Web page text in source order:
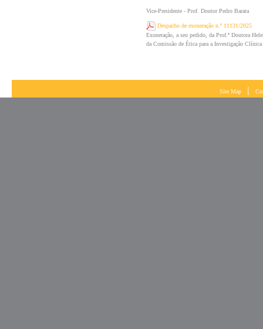
Vice-Presidente - Prof. Doutor Pedro Barata
Despacho de exoneração n.º 11131/2025
Exoneração, a seu pedido, da Prof.ª Doutora
da Comissão de Ética para a Investigação
Site Map |